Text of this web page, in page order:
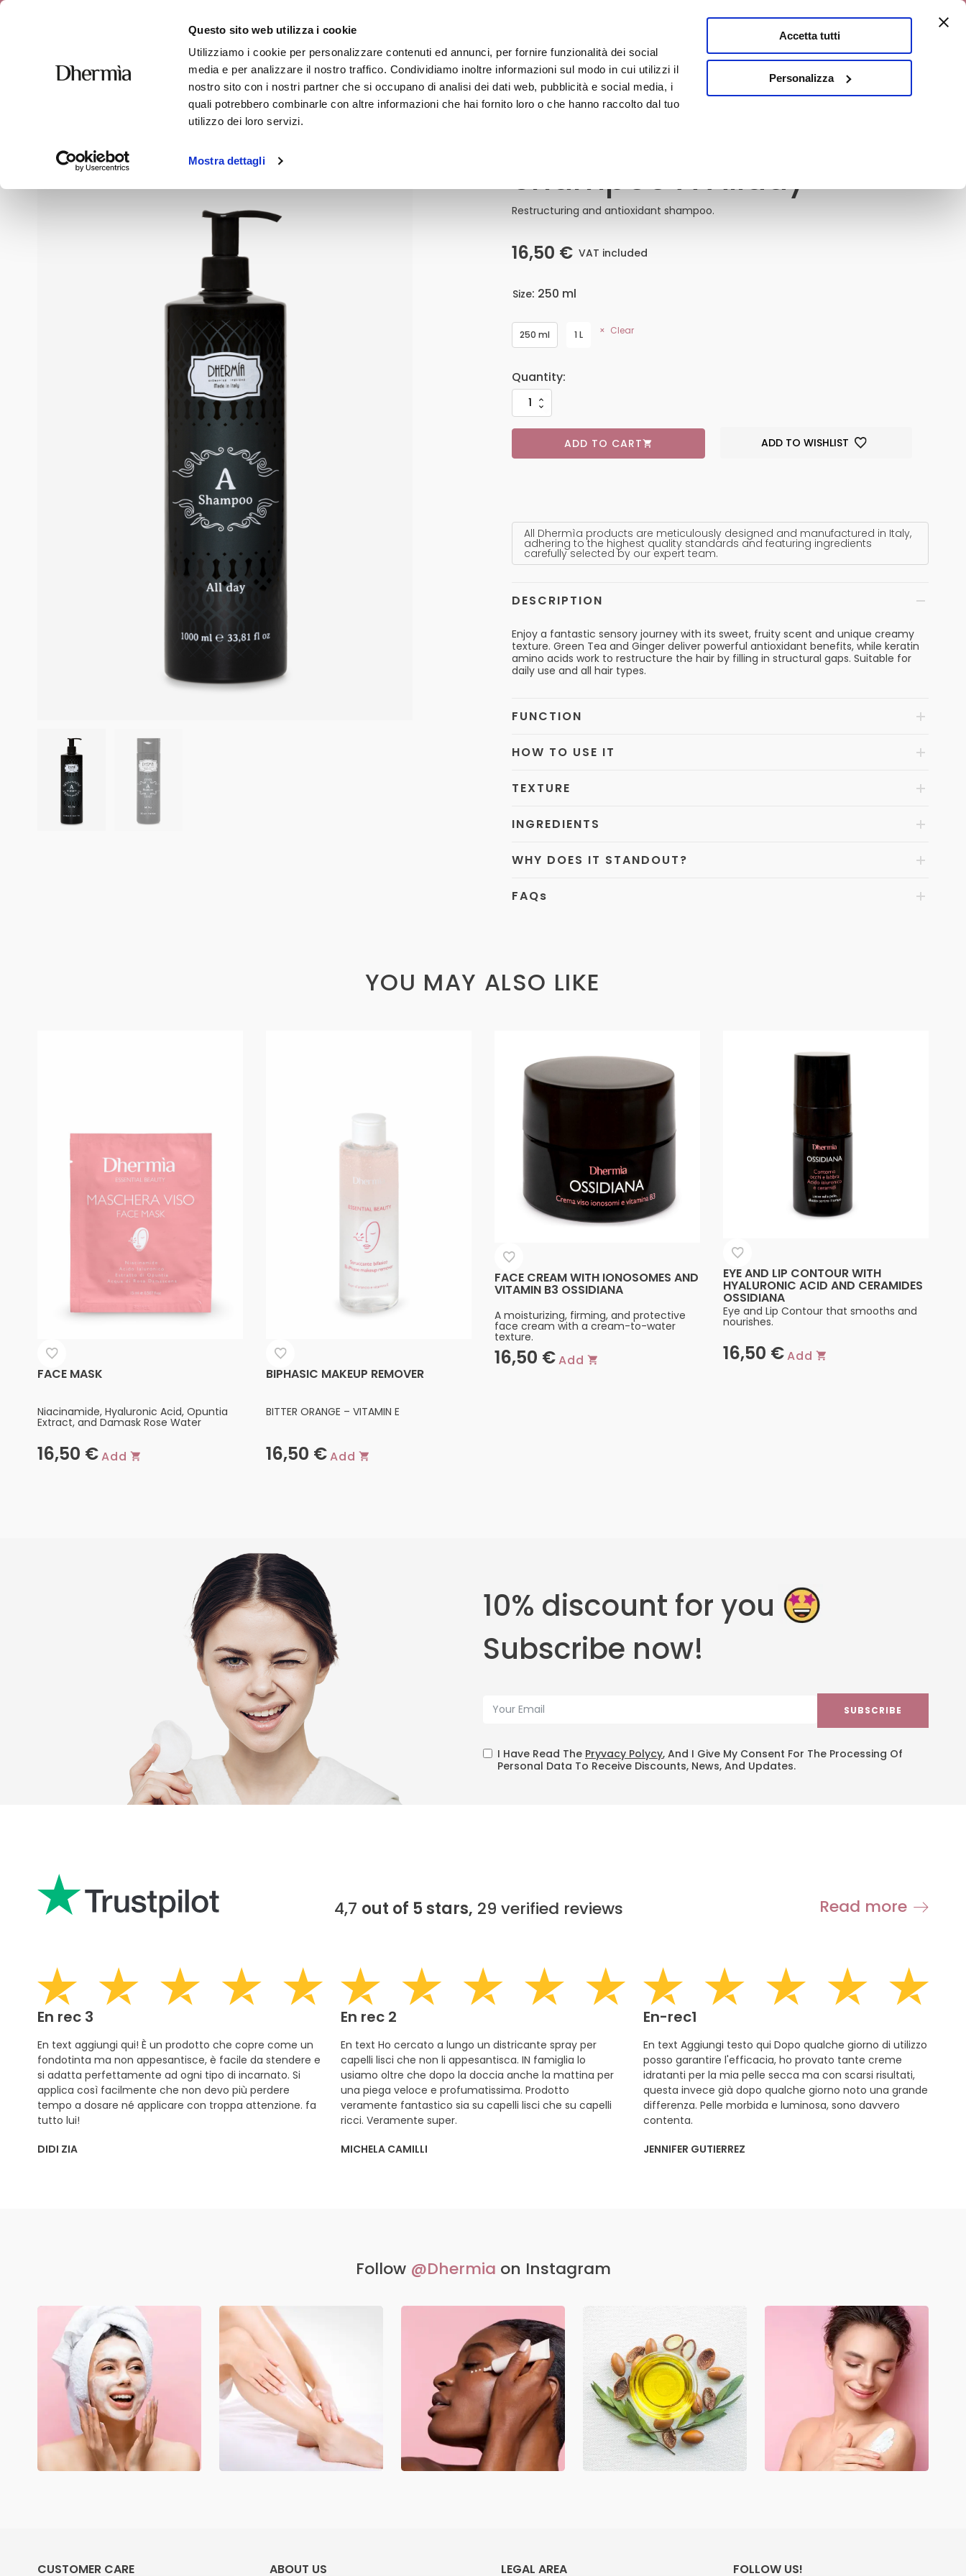
Questo sito web utilizza i cookie
Utilizziamo i cookie per personalizzare contenuti ed annunci, per fornire funzionalità dei social
media e per analizzare il nostro traffico. Condividiamo inoltre informazioni sul modo in cui utilizzi il
nostro sito con i nostri partner che si occupano di analisi dei dati web, pubblicità e social media, i
quali potrebbero combinarle con altre informazioni che hai fornito loro o che hanno raccolto dal tuo
utilizzo dei loro servizi.
Mostra dettagli
Accetta tutti
Personalizza
Free shipping on orders over 50€ - subscribe to our newsletter and receive a 10% discount
FACE BODY HAIR SUN CARE LINE
Shampoo A Allday
Shampoo A Allday
Restructuring and antioxidant shampoo.
16,50 € VAT included
Size: 250 ml
250 ml 1 L Clear
Quantity
ADD TO CART ADD TO WISHLIST
All Dhermìa products are meticulously designed and manufactured in Italy,
adhering to the highest quality standards and featuring ingredients
carefully selected by our expert team.
DESCRIPTION
Enjoy a fantastic sensory journey with its sweet, fruity scent and unique creamy
texture. Green Tea and Ginger deliver powerful antioxidant benefits, while keratin
amino acids work to restructure the hair by filling in structural gaps. Suitable for
daily use and all hair types.
FUNCTION
HOW TO USE IT
TEXTURE
INGREDIENTS
WHY DOES IT STANDOUT?
FAQs
YOU MAY ALSO LIKE
FACE MASK
Niacinamide, Hyaluronic Acid, Opuntia
Extract, and Damask Rose Water
16,50 €Add
BIPHASIC MAKEUP REMOVER
BITTER ORANGE – VITAMIN E
16,50 €Add
FACE CREAM WITH IONOSOMES AND
VITAMIN B3 OSSIDIANA
A moisturizing, firming, and protective
face cream with a cream-to-water
texture.
16,50 €Add
EYE AND LIP CONTOUR WITH
HYALURONIC ACID AND CERAMIDES
OSSIDIANA
Eye and Lip Contour that smooths and
nourishes.
16,50 €Add
10% discount for you
Subscribe now!
SUBSCRIBE
I Have Read The Pryvacy Polycy, And I Give My Consent For The Processing Of
Personal Data To Receive Discounts, News, And Updates.
4,7 out of 5 stars, 29 verified reviews Read more
En rec 3
En text aggiungi qui! È un prodotto che copre come un
fondotinta ma non appesantisce, è facile da stendere e
si adatta perfettamente ad ogni tipo di incarnato. Si
applica così facilmente che non devo più perdere
tempo a dosare né applicare con troppa attenzione. fa
tutto lui!
DIDI ZIA
En rec 2
En text Ho cercato a lungo un districante spray per
capelli lisci che non li appesantisca. IN famiglia lo
usiamo oltre che dopo la doccia anche la mattina per
una piega veloce e profumatissima. Prodotto
veramente fantastico sia su capelli lisci che su capelli
ricci. Veramente super.
MICHELA CAMILLI
En-rec1
En text Aggiungi testo qui Dopo qualche giorno di utilizzo
posso garantire l'efficacia, ho provato tante creme
idratanti per la mia pelle secca ma con scarsi risultati,
questa invece già dopo qualche giorno noto una grande
differenza. Pelle morbida e luminosa, sono davvero
contenta.
JENNIFER GUTIERREZ
Follow @Dhermia on Instagram
CUSTOMER CARE ABOUT US LEGAL AREA FOLLOW US!